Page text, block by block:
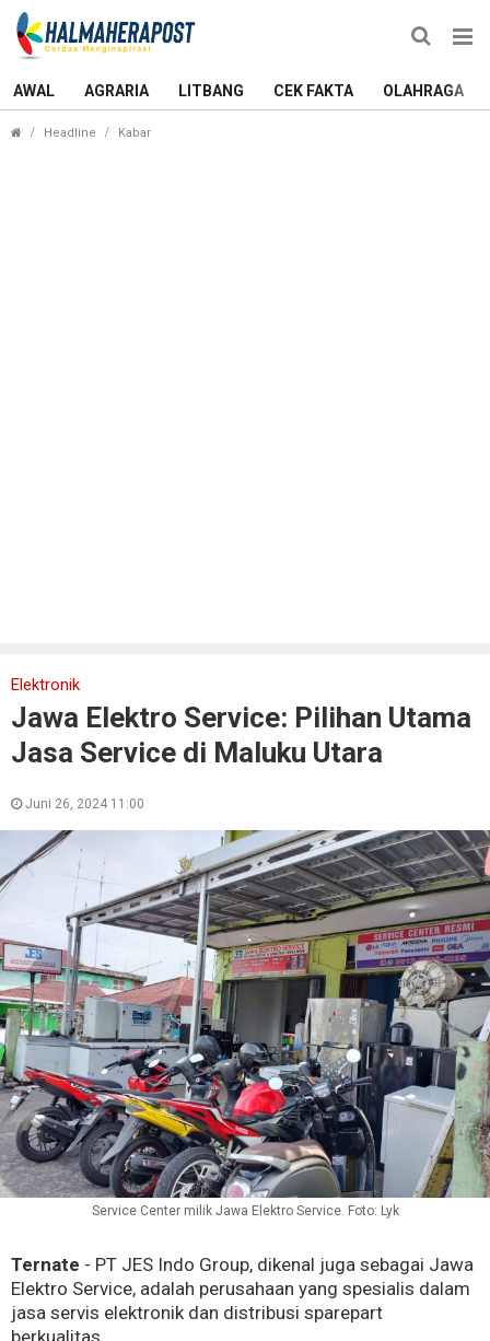
AWAL AGRARIA LITBANG CEK FAKTA OLAHRAGA
Headline Kabar
Elektronik
Jawa Elektro Service: Pilihan Utama
Jasa Service di Maluku Utara
Juni 26, 2024 11:00
Service Center milik Jawa Elektro Service. Foto: Lyk
Ternate - PT JES Indo Group, dikenal juga sebagai Jawa
Elektro Service, adalah perusahaan yang spesialis dalam
jasa servis elektronik dan distribusi sparepart
berkualitas.